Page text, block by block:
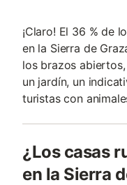
¡Claro! El 36 % de
en la Sierra de
los brazos
un jardín, un
turistas con
¿Los casas
en la Sierra